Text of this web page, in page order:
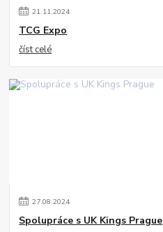
21.11.2024
TCG Expo
číst celé
27.08.2024
Spolupráce s UK Kings Prague